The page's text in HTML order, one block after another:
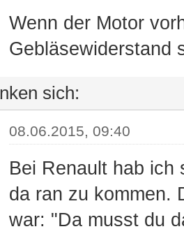
Wenn der Motor
Gebläsewiderstand
sich:
08.06.2015, 09:40
Bei Renault hab ich
da ran zu kommen.
war: "Da musst du